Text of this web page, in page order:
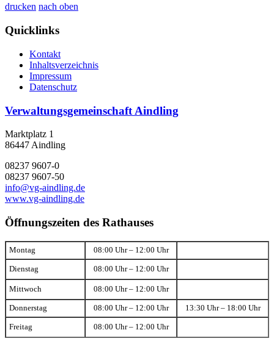
drucken nach oben
Quicklinks
Kontakt
Inhaltsverzeichnis
Impressum
Datenschutz
Verwaltungsgemeinschaft Aindling
Marktplatz 1
86447 Aindling
08237 9607-0
08237 9607-50
info@vg-aindling.de
www.vg-aindling.de
Öffnungszeiten des Rathauses
Montag 08:00 Uhr – 12:00 Uhr
Dienstag 08:00 Uhr – 12:00 Uhr
Mittwoch 08:00 Uhr – 12:00 Uhr
Donnerstag 08:00 Uhr – 12:00 Uhr 13:30 Uhr – 18:00 Uhr
Freitag 08:00 Uhr – 12:00 Uhr